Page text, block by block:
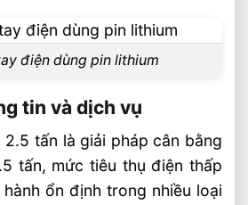
điện dùng pin lithium
tin và dịch vụ
tấn là giải pháp cân bằng
tấn, mức tiêu thụ điện thấp
ổn định trong nhiều loại